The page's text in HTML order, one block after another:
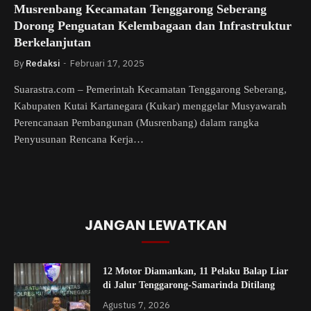
Musrenbang Kecamatan Tenggarong Seberang
Dorong Penguatan Kelembagaan dan Infrastruktur
Berkelanjutan
By Redaksi Februari 17, 2025
Suarastra.com – Pemerintah Kecamatan Tenggarong Seberang,
Kabupaten Kutai Kartanegara (Kukar) menggelar Musyawarah
Perencanaan Pembangunan (Musrenbang) dalam rangka
Penyusunan Rencana Kerja…
JANGAN LEWATKAN
12 Motor Diamankan, 11 Pelaku Balap Liar
di Jalur Tenggarong-Samarinda Ditilang
Agustus 7, 2026